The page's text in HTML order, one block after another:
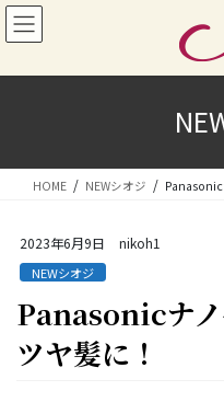
コ
ン
ン
キ
ナ
ビ
ー
に
HOME NEWシオジ
2023年6月9日 nikoh1
NEWシオジ
Panasonicナ
ツヤ髪に！